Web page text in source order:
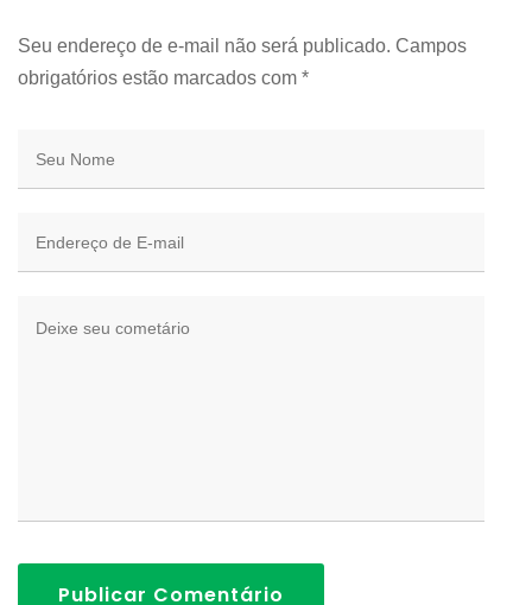
Seu endereço de e-mail não será publicado. Campos
obrigatórios estão marcados com *
Publicar Comentário